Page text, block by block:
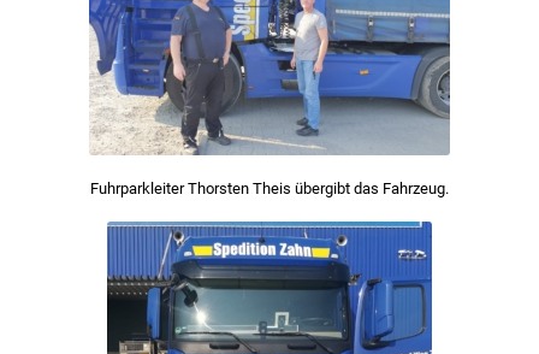
Fuhrparkleiter Thorsten Theis übergibt das Fahrzeug.